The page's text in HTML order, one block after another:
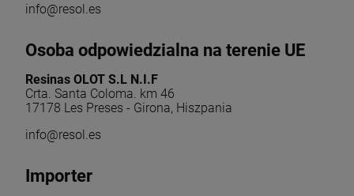
info@resol.es
Osoba odpowiedzialna na terenie UE
Resinas OLOT S.L N.I.F
Crta. Santa Coloma. km 46
17178 Les Preses - Girona, Hiszpania
info@resol.es
Importer